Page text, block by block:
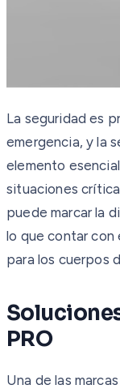
La seguridad es
emergencia, y la
elemento
situaciones
puede marcar la
lo que contar con
para los cuerpos
PRO
Una de las